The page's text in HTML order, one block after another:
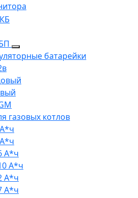
батарейки
газовых котлов
А*ч
А*ч
А*ч
А*ч